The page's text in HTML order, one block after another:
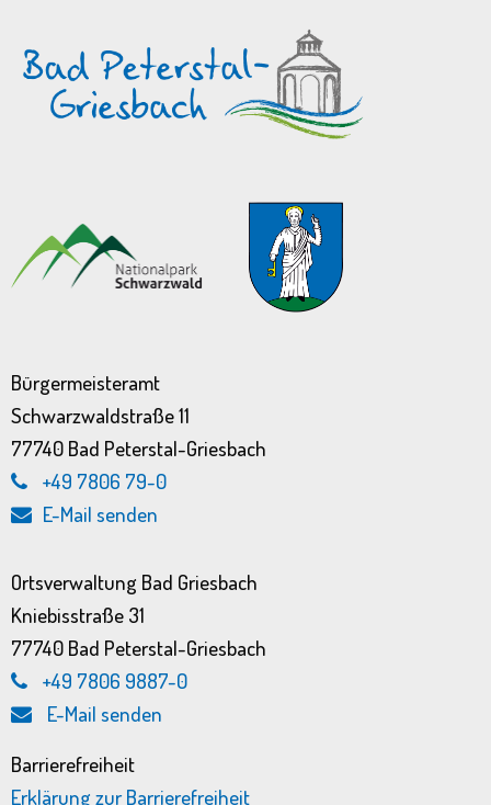
Bürgermeisteramt
Schwarzwaldstraße 11
77740 Bad Peterstal-Griesbach
+49 7806 79-0
E-Mail senden
Ortsverwaltung Bad Griesbach
Kniebisstraße 31
77740 Bad Peterstal-Griesbach
+49 7806 9887-0
E-Mail senden
Barrierefreiheit
Erklärung zur Barrierefreiheit